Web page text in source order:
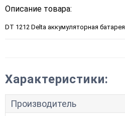
Описание товара:
DT 1212 Delta аккумуляторная батарея
Характеристики:
Производитель